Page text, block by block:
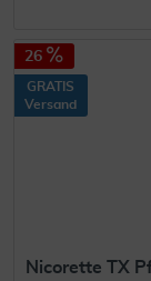
26
GRATIS
Versand
Nicorette TX